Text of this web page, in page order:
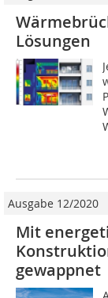
Lösungen
Ausgabe 12/2020
Mit
gewappnet